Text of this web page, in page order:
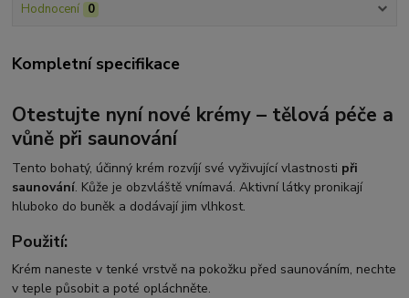
Hodnocení 0
Kompletní specifikace
Otestujte nyní nové krémy – tělová péče a
vůně při saunování
Tento bohatý, účinný krém rozvíjí své vyživující vlastnosti při
saunování. Kůže je obzvláště vnímavá. Aktivní látky pronikají
hluboko do buněk a dodávají jim vlhkost.
Použití:
Krém naneste v tenké vrstvě na pokožku před saunováním, nechte
v teple působit a poté opláchněte.